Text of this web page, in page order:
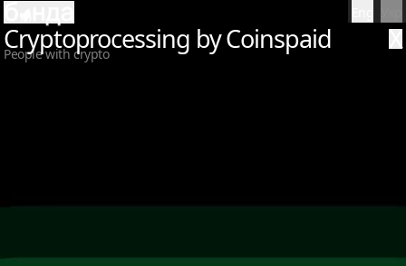
Сryptoprocessing by Coinspaid
People with crypto X